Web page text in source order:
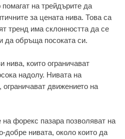
на трейдърите да
за цената нива. Това са
тренд има склонността да се
да обръща посоката си.
нива, които ограничават
надолу. Нивата на
движението на
форекс пазара позволяват на
добре нивата, около които да